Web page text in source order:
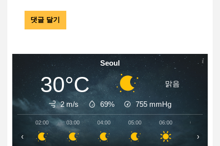
Seoul
30°C 맑음
2 m/s 69% 755 mmHg
02:00 03:00 04:00 05:00 06:00 07:00
‹ ›